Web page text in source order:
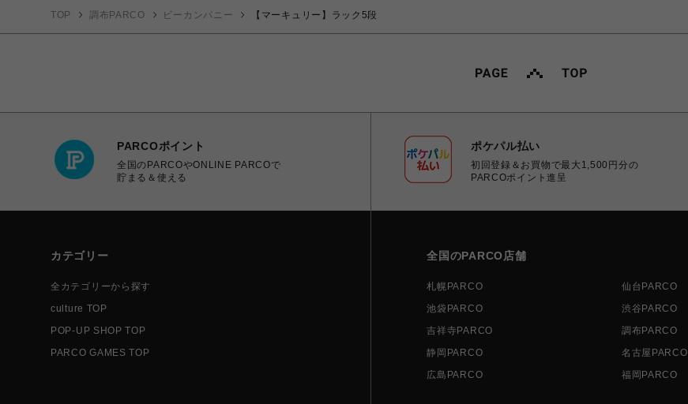
TOP 調布PARCO ビーカンパニー 【マーキュリー】ラック5段
PARCOポイント
全国のPARCOやONLINE PARCOで
貯まる＆使える
ポケパル払い
初回登録＆お買物で最大1,500円分の
PARCOポイント進呈
カテゴリー
全カテゴリーから探す
culture TOP
POP-UP SHOP TOP
PARCO GAMES TOP
全国のPARCO店舗
札幌PARCO 仙台PARCO
池袋PARCO
渋谷PARCO
吉祥寺PARCO
調布PARCO
静岡PARCO
名古屋PARCO
広島PARCO
福岡PARCO